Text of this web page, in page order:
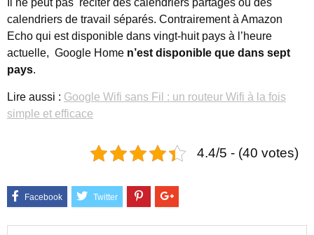
calendriers de travail séparés. Contrairement à Amazon
Echo qui est disponible dans vingt-huit pays à l’heure
actuelle, Google Home n’est disponible que dans sept
pays.
Lire aussi : Google Wifi sans Fil : un routeur Wifi à la fois
simple et efficace
4.4/5 - (40 votes)